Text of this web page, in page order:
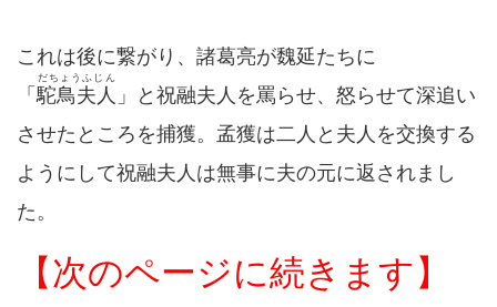
これは後に繋がり、諸葛亮が魏延たちに
「駝鳥夫人
だちょうふじん
」と祝融夫人を罵らせ、怒らせて深追い
させたところを捕獲。孟獲は二人と夫人を交換する
ようにして祝融夫人は無事に夫の元に返されまし
た。
【次のページに続きます】